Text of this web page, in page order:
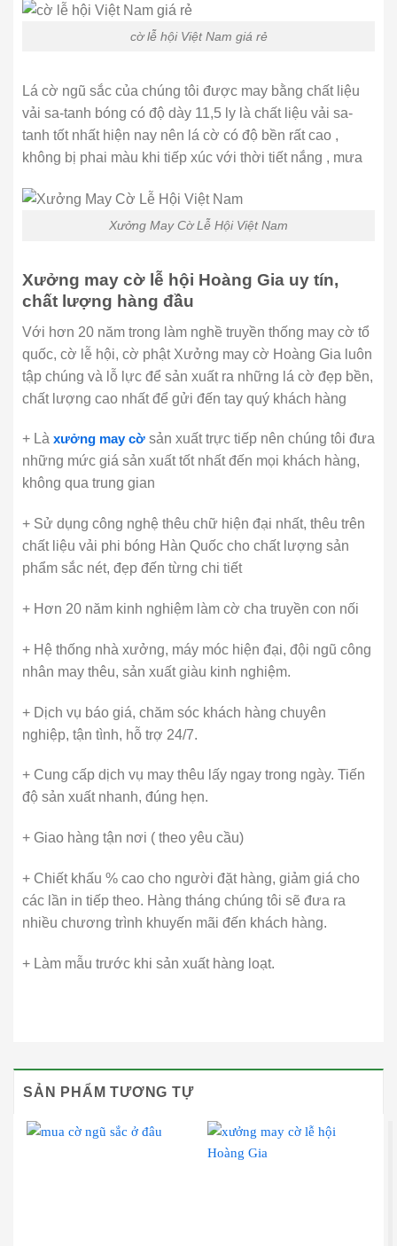
cờ lễ hội Việt Nam giá rẻ
Lá cờ ngũ sắc của chúng tôi được may bằng chất liệu
vải sa-tanh bóng có độ dày 11,5 ly là chất liệu vải sa-
tanh tốt nhất hiện nay nên lá cờ có độ bền rất cao ,
không bị phai màu khi tiếp xúc với thời tiết nắng , mưa
Xưởng May Cờ Lễ Hội Việt Nam
Xưởng may cờ lễ hội Hoàng Gia uy tín,
chất lượng hàng đầu
Với hơn 20 năm trong làm nghề truyền thống may cờ tổ
quốc, cờ lễ hội, cờ phật Xưởng may cờ Hoàng Gia luôn
tập chúng và lỗ lực để sản xuất ra những lá cờ đẹp bền,
chất lượng cao nhất để gửi đến tay quý khách hàng
+ Là xưởng may cờ sản xuất trực tiếp nên chúng tôi đưa
những mức giá sản xuất tốt nhất đến mọi khách hàng,
không qua trung gian
+ Sử dụng công nghệ thêu chữ hiện đại nhất, thêu trên
chất liệu vải phi bóng Hàn Quốc cho chất lượng sản
phẩm sắc nét, đẹp đến từng chi tiết
+ Hơn 20 năm kinh nghiệm làm cờ cha truyền con nối
+ Hệ thống nhà xưởng, máy móc hiện đại, đội ngũ công
nhân may thêu, sản xuất giàu kinh nghiệm.
+ Dịch vụ báo giá, chăm sóc khách hàng chuyên
nghiệp, tận tình, hỗ trợ 24/7.
+ Cung cấp dịch vụ may thêu lấy ngay trong ngày. Tiến
độ sản xuất nhanh, đúng hẹn.
+ Giao hàng tận nơi ( theo yêu cầu)
+ Chiết khấu % cao cho người đặt hàng, giảm giá cho
các lần in tiếp theo. Hàng tháng chúng tôi sẽ đưa ra
nhiều chương trình khuyến mãi đến khách hàng.
+ Làm mẫu trước khi sản xuất hàng loạt.
SẢN PHẨM TƯƠNG TỰ